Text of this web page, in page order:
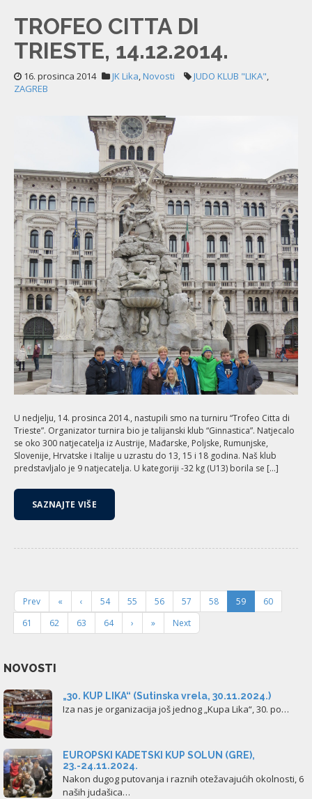
TROFEO CITTA DI
TRIESTE, 14.12.2014.
16. prosinca 2014 JK Lika,Novosti JUDO KLUB "LIKA",
ZAGREB
U nedjelju, 14. prosinca 2014., nastupili smo na turniru “Trofeo Citta di
Trieste”. Organizator turnira bio je talijanski klub “Ginnastica”. Natjecalo
se oko 300 natjecatelja iz Austrije, Mađarske, Poljske, Rumunjske,
Slovenije, Hrvatske i Italije u uzrastu do 13, 15 i 18 godina. Naš klub
predstavljalo je 9 natjecatelja. U kategoriji -32 kg (U13) borila se […]
SAZNAJTE VIŠE
Prev « ‹ 54 55 56 57 58 59
60
61
62 63 64 › » Next
NOVOSTI
„30. KUP LIKA“ (Sutinska vrela, 30.11.2024.)
Iza nas je organizacija još jednog „Kupa Lika“, 30. po…
EUROPSKI KADETSKI KUP SOLUN (GRE),
23.-24.11.2024.
Nakon dugog putovanja i raznih otežavajućih okolnosti, 6
naših judašica…